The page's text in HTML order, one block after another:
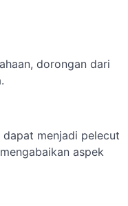
dorongan dari
dapat menjadi pelecut
aspek